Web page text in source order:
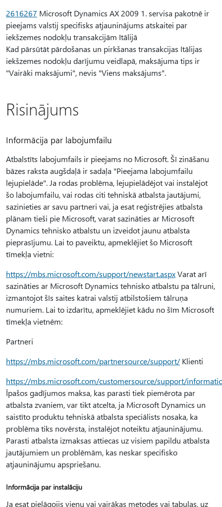
2616267 Microsoft Dynamics AX 2009 1. servisa pakotnē ir
pieejams valstij specifisks atjauninājums atskaitei par
iekšzemes nodokļu transakcijām Itālijā
Kad pārsūtāt pārdošanas un pirkšanas transakcijas Itālijas
iekšzemes nodokļu darījumu veidlapā, maksājuma tips ir
"Vairāki maksājumi", nevis "Viens maksājums".
Risinājums
Informācija par labojumfailu
Atbalstīts labojumfails ir pieejams no Microsoft. Šī zināšanu
bāzes raksta augšdaļā ir sadaļa "Pieejama labojumfailu
lejupielāde". Ja rodas problēma, lejupielādējot vai instalējot
šo labojumfailu, vai rodas citi tehniskā atbalsta jautājumi,
sazinieties ar savu partneri vai, ja esat reģistrējies atbalsta
plānam tieši pie Microsoft, varat sazināties ar Microsoft
Dynamics tehnisko atbalstu un izveidot jaunu atbalsta
pieprasījumu. Lai to paveiktu, apmeklējiet šo Microsoft
tīmekļa vietni:
https://mbs.microsoft.com/support/newstart.aspxVarat arī
sazināties ar Microsoft Dynamics tehnisko atbalstu pa tālruni,
izmantojot šīs saites katrai valstij atbilstošiem tālruņa
numuriem. Lai to izdarītu, apmeklējiet kādu no šīm Microsoft
tīmekļa vietnēm:
Partneri
https://mbs.microsoft.com/partnersource/support/Klienti
https://mbs.microsoft.com/customersource/support/
Īpašos gadījumos maksa, kas parasti tiek piemērota par
atbalsta zvaniem, var tikt atcelta, ja Microsoft Dynamics un
saistīto produktu tehniskā atbalsta speciālists nosaka, ka
problēma tiks novērsta, instalējot noteiktu atjauninājumu.
Parasti atbalsta izmaksas attiecas uz visiem papildu atbalsta
jautājumiem un problēmām, kas neskar specifisko
atjauninājumu apspriešanu.
Informācija par instalāciju
Ja esat pielāgojis vienu vai vairākas metodes vai tabulas, uz